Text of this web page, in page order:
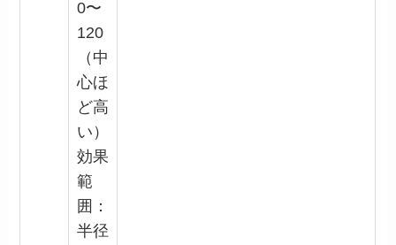
0〜
120
（中
心ほ
ど高
い）
効果
範
囲：
半径